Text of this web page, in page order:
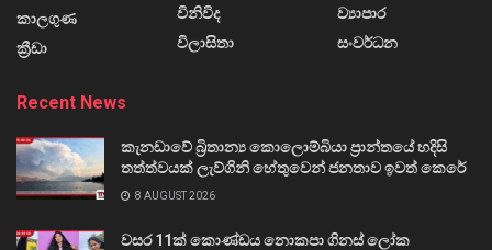
කාලගුණ
ක්‍රීඩා
විනිවිද
විලාසිතා
ව්‍යාපාර
සංවර්ධන
Recent News
කැනඩාවේ බ්‍රිතාන්‍ය කොලොම්බියා ප්‍රාන්තයේ හදිසි
තත්ත්වයක් ලැව්ගිනි හේතුවෙන් ජනතාව ඉවත් කෙරේ
8 AUGUST 2026
වසර 11ක් කොණ්ඩය නොකපා ගිනස් ලෝක